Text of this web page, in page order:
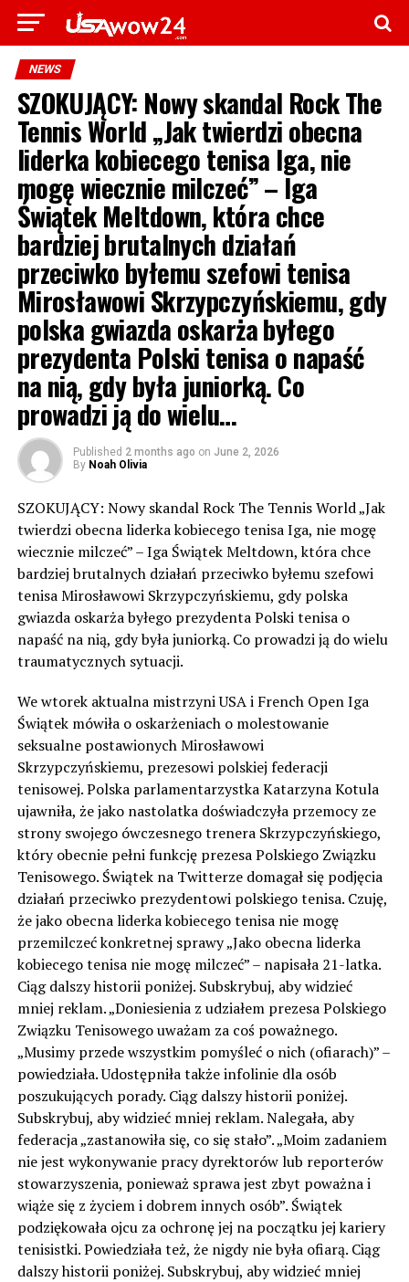
NEWS
SZOKUJĄCY: Nowy skandal Rock The
Tennis World „Jak twierdzi obecna
liderka kobiecego tenisa Iga, nie
mogę wiecznie milczeć” – Iga
Świątek Meltdown, która chce
bardziej brutalnych działań
przeciwko byłemu szefowi tenisa
Mirosławowi Skrzypczyńskiemu, gdy
polska gwiazda oskarża byłego
prezydenta Polski tenisa o napaść
na nią, gdy była juniorką. Co
prowadzi ją do wielu…
Published 2 months ago on June 2, 2026
By Noah Olivia
SZOKUJĄCY: Nowy skandal Rock The Tennis World „Jak
twierdzi obecna liderka kobiecego tenisa Iga, nie mogę
wiecznie milczeć” – Iga Świątek Meltdown, która chce
bardziej brutalnych działań przeciwko byłemu szefowi
tenisa Mirosławowi Skrzypczyńskiemu, gdy polska
gwiazda oskarża byłego prezydenta Polski tenisa o
napaść na nią, gdy była juniorką. Co prowadzi ją do wielu
traumatycznych sytuacji.
We wtorek aktualna mistrzyni USA i French Open Iga
Świątek mówiła o oskarżeniach o molestowanie
seksualne postawionych Mirosławowi
Skrzypczyńskiemu, prezesowi polskiej federacji
tenisowej. Polska parlamentarzystka Katarzyna Kotula
ujawniła, że ​​jako nastolatka doświadczyła przemocy ze
strony swojego ówczesnego trenera Skrzypczyńskiego,
który obecnie pełni funkcję prezesa Polskiego Związku
Tenisowego. Świątek na Twitterze domagał się podjęcia
działań przeciwko prezydentowi polskiego tenisa. Czuję,
że jako obecna liderka kobiecego tenisa nie mogę
przemilczeć konkretnej sprawy „Jako obecna liderka
kobiecego tenisa nie mogę milczeć” – napisała 21-latka.
Ciąg dalszy historii poniżej. Subskrybuj, aby widzieć
mniej reklam. „Doniesienia z udziałem prezesa Polskiego
Związku Tenisowego uważam za coś poważnego.
„Musimy przede wszystkim pomyśleć o nich (ofiarach)” –
powiedziała. Udostępniła także infolinie dla osób
poszukujących porady. Ciąg dalszy historii poniżej.
Subskrybuj, aby widzieć mniej reklam. Nalegała, aby
federacja „zastanowiła się, co się stało”. „Moim zadaniem
nie jest wykonywanie pracy dyrektorów lub reporterów
stowarzyszenia, ponieważ sprawa jest zbyt poważna i
wiąże się z życiem i dobrem innych osób”. Świątek
podziękowała ojcu za ochronę jej na początku jej kariery
tenisistki. Powiedziała też, że nigdy nie była ofiarą. Ciąg
dalszy historii poniżej. Subskrybuj, aby widzieć mniej